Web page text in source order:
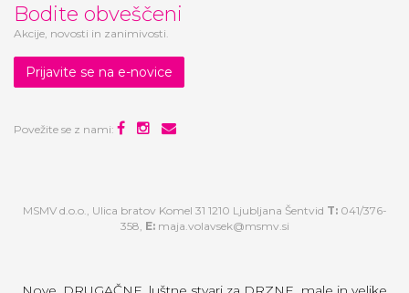
Bodite obveščeni
Akcije, novosti in zanimivosti.
Prijavite se na e-novice
Povežite se z nami:
MSMV d.o.o., Ulica bratov Komel 31 1210 Ljubljana Šentvid T:041/376-
358, E: maja.volavsek@msmv.si